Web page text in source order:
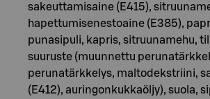
sakeuttamisaine (E415),
hapettumisenestoaine (E385),
punasipuli, kapris, sitruunamehu,
suuruste (muunnettu
perunatärkkelys, maltodekstriini,
(E412), auringonkukkaöljy), suola,